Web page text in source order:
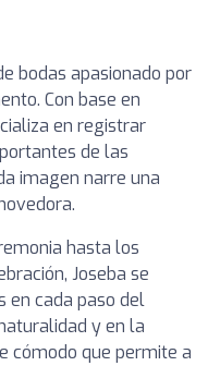
bodas apasionado por
Con base en
en registrar
de las
imagen narre una
hasta los
Joseba se
en cada paso del
y en la
cómodo que permite a